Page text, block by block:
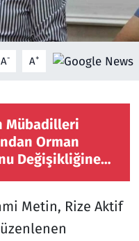
A- A+
Mübadilleri
Orman
Değişikliğine
Metin, Rize Aktif